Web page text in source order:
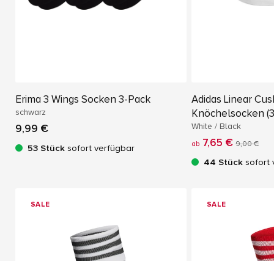
Erima 3 Wings Socken 3-Pack
schwarz
9,99 €
53 Stück sofort verfügbar
Adidas Linear
Knöchelsocken
White / Black
ab 7,65 € 9,00 €
44 Stück sofort
SALE SALE